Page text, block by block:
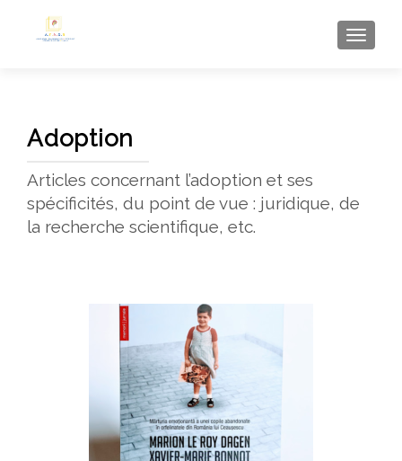
Adoption
Articles concernant l’adoption et ses
spécificités, du point de vue : juridique, de
la recherche scientifique, etc.